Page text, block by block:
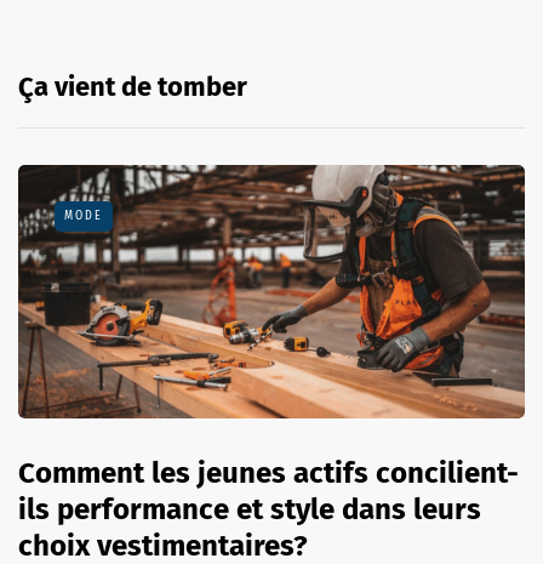
Ça vient de tomber
MODE
Comment les jeunes actifs concilient-
ils performance et style dans leurs
choix vestimentaires?